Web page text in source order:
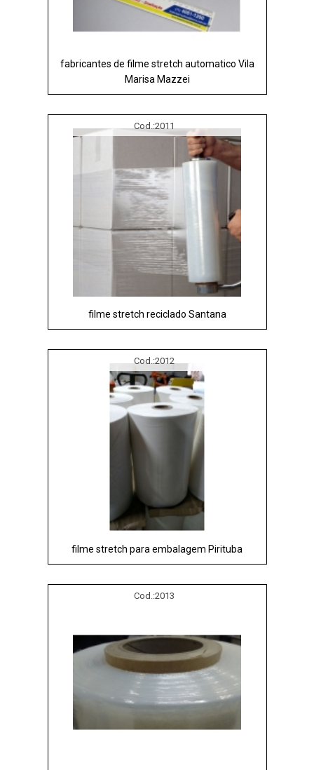
fabricantes de filme stretch automatico Vila
Marisa Mazzei
Cod.:2011
filme stretch reciclado Santana
Cod.:2012
filme stretch para embalagem Pirituba
Cod.:2013